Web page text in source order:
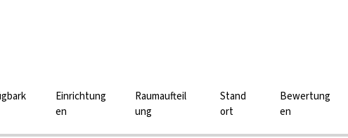
Einrichtung
en
Raumaufteil
ung
Stand
ort
Bewertung
en